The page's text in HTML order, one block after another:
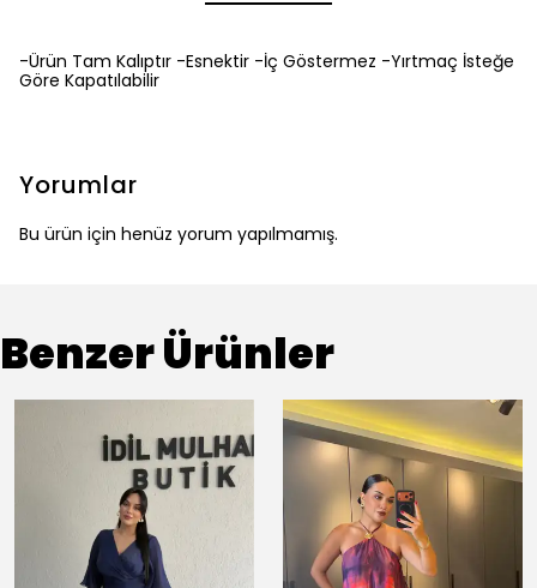
-Ürün Tam Kalıptır -Esnektir -İç Göstermez -Yırtmaç İsteğe
Göre Kapatılabilir
Yorumlar
Bu ürün için henüz yorum yapılmamış.
Benzer Ürünler